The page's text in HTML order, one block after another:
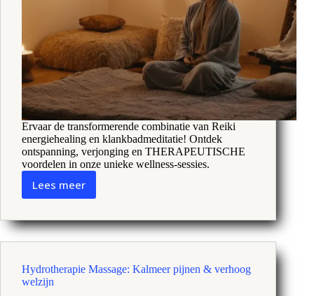
Ervaar de transformerende combinatie van Reiki
energiehealing en klankbadmeditatie! Ontdek
ontspanning, verjonging en THERAPEUTISCHE
voordelen in onze unieke wellness-sessies.
Lees meer
Reiki
Gelukzaligheid:
Ontsluit
harmonie
balans
Hydrotherapie Massage: Kalmeer pijnen & verhoog
welzijn